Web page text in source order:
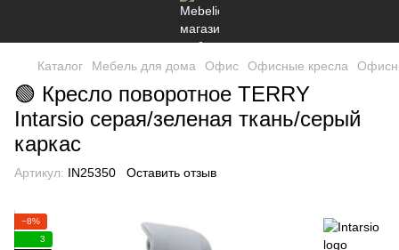
Каталог Мебель для дома Офис Офисные кресла
🟢 Кресло поворотное TERRY
Intarsio серая/зеленая ткань/серый
каркас
Артикул: IN25350 Оставить отзыв
−8%
3